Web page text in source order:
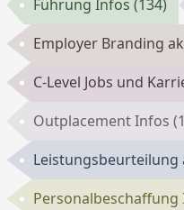
Führung Infos(134)
Employer Branding
C-Level Jobs und
Outplacement Infos